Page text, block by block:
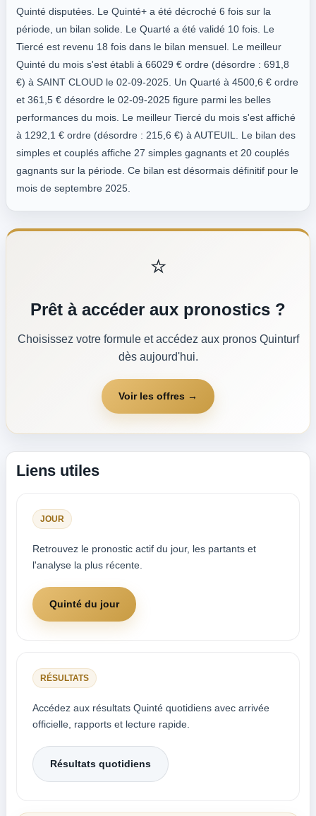
Quinté disputées. Le Quinté+ a été décroché 6 fois sur la
période, un bilan solide. Le Quarté a été validé 10 fois. Le
Tiercé est revenu 18 fois dans le bilan mensuel. Le meilleur
Quinté du mois s'est établi à 66029 € ordre (désordre : 691,8
€) à SAINT CLOUD le 02-09-2025. Un Quarté à 4500,6 € ordre
et 361,5 € désordre le 02-09-2025 figure parmi les belles
performances du mois. Le meilleur Tiercé du mois s'est affiché
à 1292,1 € ordre (désordre : 215,6 €) à AUTEUIL. Le bilan des
simples et couplés affiche 27 simples gagnants et 20 couplés
gagnants sur la période. Ce bilan est désormais définitif pour le
mois de septembre 2025.
⭐
Prêt à accéder aux pronostics ?
Choisissez votre formule et accédez aux pronos Quinturf
dès aujourd'hui.
Voir les offres →
Liens utiles
JOUR
Retrouvez le pronostic actif du jour, les partants et
l'analyse la plus récente.
Quinté du jour
RÉSULTATS
Accédez aux résultats Quinté quotidiens avec arrivée
officielle, rapports et lecture rapide.
Résultats quotidiens